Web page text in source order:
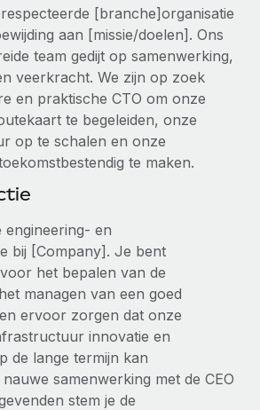
screeningsproces van
risico's voor
IT-middelen
entiteiten op
moeiteloos over
arbeidsvoorwaarden
van Remote: Gusto- en Xero-
Management Plus
[branche]organisatie
aan [missie/doelen]. Ons
team gedijt op samenwerking,
veerkracht. We zijn op zoek
en praktische CTO om onze
te begeleiden, onze
op te schalen en onze
te maken.
engineering- en
bij [Company]. Je bent
het bepalen van de
managen van een goed
ervoor zorgen dat onze
innovatie en
de lange termijn kan
samenwerking met de CEO
stem je de